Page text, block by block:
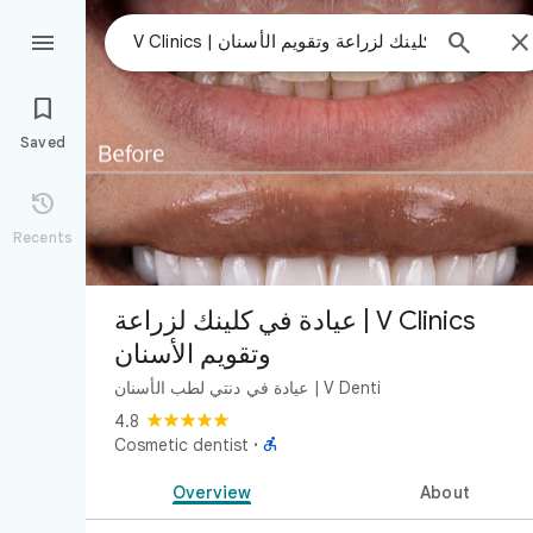
 


Saved

Recents
V Clinics | عيادة في كلينك لزراعة
وتقويم الأسنان
V Denti | عيادة في دنتي لطب الأسنان
4.8
Cosmetic dentist · 
Overview About